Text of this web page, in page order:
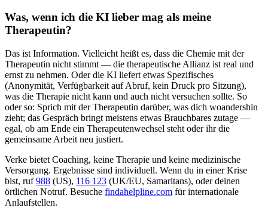
Was, wenn ich die KI lieber mag als meine
Therapeutin?
Das ist Information. Vielleicht heißt es, dass die Chemie mit der
Therapeutin nicht stimmt — die therapeutische Allianz ist real und
ernst zu nehmen. Oder die KI liefert etwas Spezifisches
(Anonymität, Verfügbarkeit auf Abruf, kein Druck pro Sitzung),
was die Therapie nicht kann und auch nicht versuchen sollte. So
oder so: Sprich mit der Therapeutin darüber, was dich woandershin
zieht; das Gespräch bringt meistens etwas Brauchbares zutage —
egal, ob am Ende ein Therapeutenwechsel steht oder ihr die
gemeinsame Arbeit neu justiert.
Verke bietet Coaching, keine Therapie und keine medizinische
Versorgung. Ergebnisse sind individuell. Wenn du in einer Krise
bist, ruf 988 (US), 116 123 (UK/EU, Samaritans), oder deinen
örtlichen Notruf. Besuche findahelpline.com für internationale
Anlaufstellen.